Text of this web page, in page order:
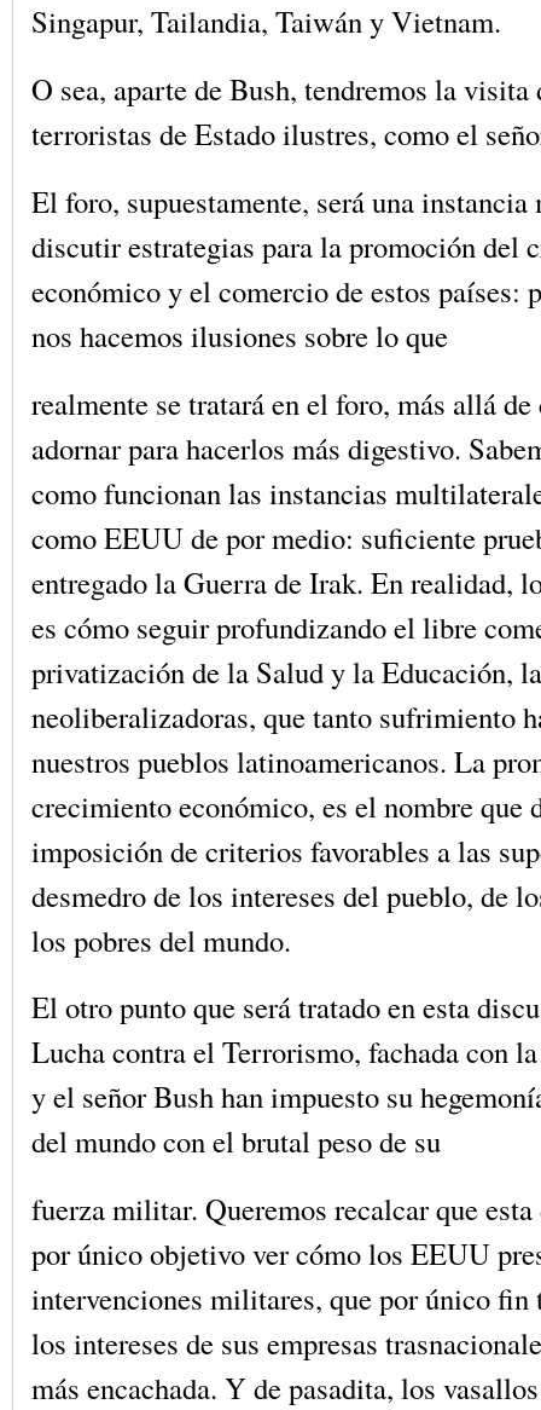
Singapur, Tailandia, Taiwán y Vietnam.
O sea, aparte de Bush, tendremos la visita
terroristas de Estado ilustres, como el
El foro, supuestamente, será una
discutir estrategias para la promoción del
económico y el comercio de estos países:
nos hacemos ilusiones sobre lo que
realmente se tratará en el foro, más allá
adornar para hacerlos más digestivo.
como funcionan las instancias
como EEUU de por medio: suficiente
entregado la Guerra de Irak. En realidad,
es cómo seguir profundizando el libre
privatización de la Salud y la Educación,
neoliberalizadoras, que tanto sufrimiento
nuestros pueblos latinoamericanos. La
crecimiento económico, es el nombre que
imposición de criterios favorables a las
desmedro de los intereses del pueblo, de
los pobres del mundo.
El otro punto que será tratado en esta
Lucha contra el Terrorismo, fachada con
y el señor Bush han impuesto su
del mundo con el brutal peso de su
fuerza militar. Queremos recalcar que
por único objetivo ver cómo los EEUU
intervenciones militares, que por único fin
los intereses de sus empresas
más encachada. Y de pasadita, los